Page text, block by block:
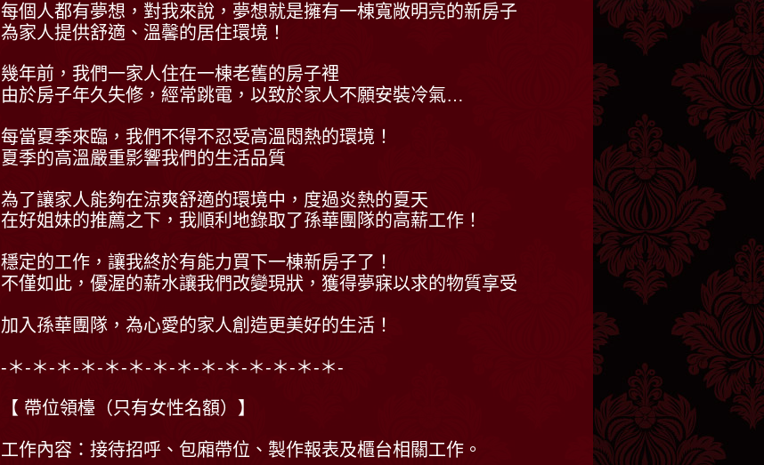
每個人都有夢想，對我來說，夢想就是擁有一棟寬敞明亮的新房子
為家人提供舒適、溫馨的居住環境！
幾年前，我們一家人住在一棟老舊的房子裡
由於房子年久失修，經常跳電，以致於家人不願安裝冷氣…
每當夏季來臨，我們不得不忍受高溫悶熱的環境！
夏季的高溫嚴重影響我們的生活品質
為了讓家人能夠在涼爽舒適的環境中，度過炎熱的夏天
在好姐妹的推薦之下，我順利地錄取了孫華團隊的高薪工作！
穩定的工作，讓我終於有能力買下一棟新房子了！
不僅如此，優渥的薪水讓我們改變現狀，獲得夢寐以求的物質享受
加入孫華團隊，為心愛的家人創造更美好的生活！
-＊-＊-＊-＊-＊-＊-＊-＊-＊-＊-＊-＊-＊-＊-
【 帶位領檯（只有女性名額）】
工作內容：接待招呼、包廂帶位、製作報表及櫃台相關工作。